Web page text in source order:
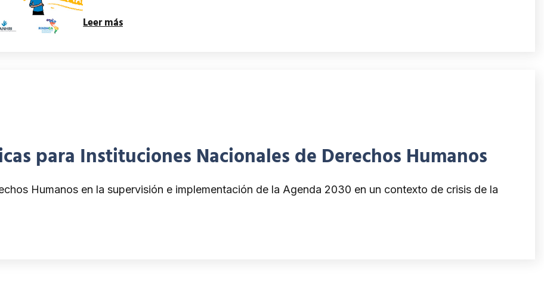
Leer más
para Instituciones Nacionales de Derechos Humanos
Humanos en la supervisión e implementación de la Agenda 2030 en un contexto de crisis de la